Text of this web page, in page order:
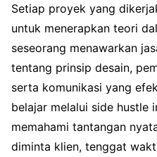
Setiap proyek yang
untuk menerapkan teori
seseorang menawarkan
tentang prinsip desain,
serta komunikasi yang
belajar melalui side hustle
memahami tantangan
diminta klien, tenggat